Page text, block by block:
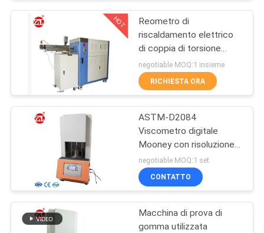
CONTROLLO
QUALITÀ
CONTATTICI
NOTIZIE
RICHIEDA
UNA
CITAZIONE
Un mulino di due
rotoli
70
Macchina universale
di collaudo
HOT
Reometro di
riscaldamento elettrico
di coppia di torsione
60ML più la gamma 0-
300Nm di coppia di
torsione del miscelatore
negotiable MOQ:1 insieme
RICHIESTA ORA
ASTM-D2084
Viscometro digitale
Mooney con risoluzione
di temperatura di 0,01°C
e valore Mooney 0~200
per la prova della gomma
negotiable MOQ:1 set
CONTATTO
Macchina di prova di
gomma utilizzata